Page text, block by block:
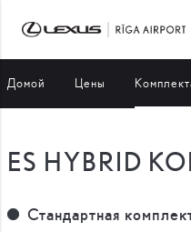
Домой Цены
ES HYBRID
Стандартная комплектация
Стандартная